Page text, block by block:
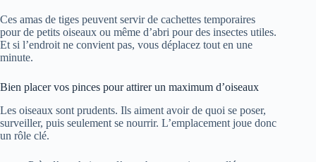
Ces amas de tiges peuvent servir de cachettes temporaires
pour de petits oiseaux ou même d’abri pour des insectes utiles.
Et si l’endroit ne convient pas, vous déplacez tout en une
minute.
Bien placer vos pinces pour attirer un maximum d’oiseaux
Les oiseaux sont prudents. Ils aiment avoir de quoi se poser,
surveiller, puis seulement se nourrir. L’emplacement joue donc
un rôle clé.